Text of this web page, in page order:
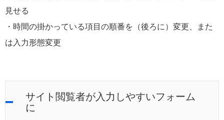
見せる
・時間の掛かっている項目の順番を（後ろに）変更、また
は入力形態変更
サイト閲覧者が入力しやすいフォーム
に